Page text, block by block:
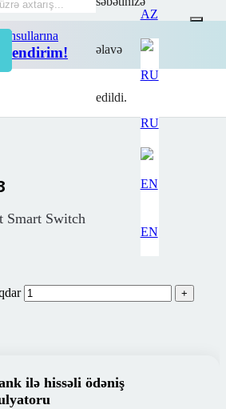
endirim! əlavə
edildi.
AZ
RU
EN
Smart Switch
ilə hissəli ödəniş